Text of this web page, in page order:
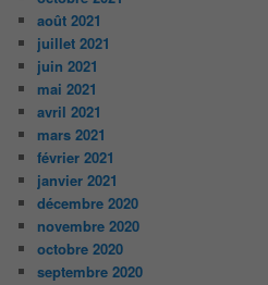
août 2021
juillet 2021
juin 2021
mai 2021
avril 2021
mars 2021
février 2021
janvier 2021
décembre 2020
novembre 2020
octobre 2020
septembre 2020